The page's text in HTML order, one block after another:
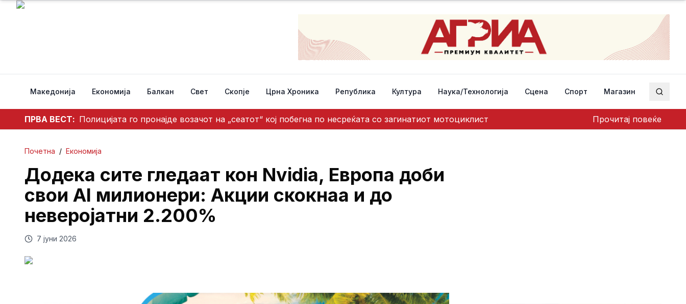
Македонија Економија Балкан Свет Скопје Црна Хроника Република Култура Наука/Технологија Сцена Спорт Магазин
ПРВА ВЕСТ: Полицијата го пронајде возачот на „сеатот“ кој побегна по несреќата со загинатиот мотоциклист Прочитај повеќе
Почетна / Економија
Додека сите гледаат кон Nvidia, Европа доби
свои AI милионери: Акции скокнаа и до
неверојатни 2.200%
7 јуни 2026